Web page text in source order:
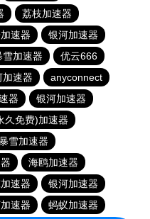
荔枝加速器
速器
银河加速器
雪加速器
优云666
加速器
anyconnect
器
银河加速器
久免费)加速器
雪加速器
海鸥加速器
速器
银河加速器
速器 蚂蚁加速器